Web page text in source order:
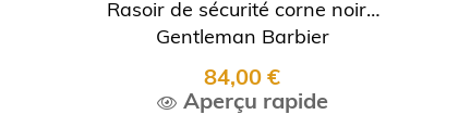
Rasoir de sécurité corne noire
Gentleman Barbier
84,00 €
Aperçu rapide